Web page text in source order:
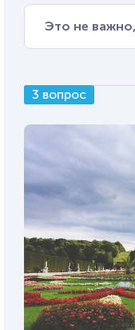
Это не
3 вопрос